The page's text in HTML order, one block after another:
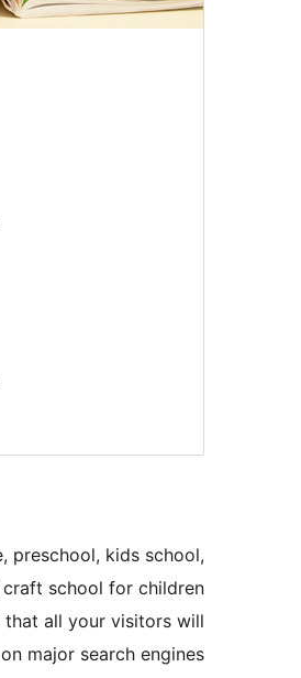
preschool, kids school,
craft school for children
that all your visitors will
major search engines